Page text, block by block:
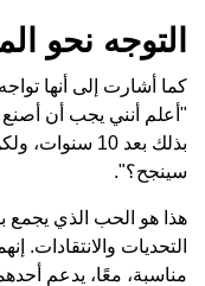
التوجه نحو
كما أشارت إلى أنها
"أعلم أنني يجب أن أصنع
بذلك بعد 10
سينجح؟".
هذا هو الحب الذي يجمع
التحديات والانتقادات.
مناسبة، معًا، يدعم